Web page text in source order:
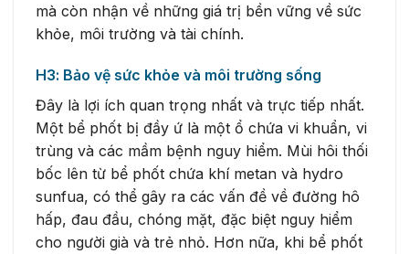
mà còn nhận về những giá trị bền vững về sức
khỏe, môi trường và tài chính.
H3: Bảo vệ sức khỏe và môi trường sống
Đây là lợi ích quan trọng nhất và trực tiếp nhất.
Một bể phốt bị đầy ứ là một ổ chứa vi khuẩn, vi
trùng và các mầm bệnh nguy hiểm. Mùi hôi thối
bốc lên từ bể phốt chứa khí metan và hydro
sunfua, có thể gây ra các vấn đề về đường hô
hấp, đau đầu, chóng mặt, đặc biệt nguy hiểm
cho người già và trẻ nhỏ. Hơn nữa, khi bể phốt